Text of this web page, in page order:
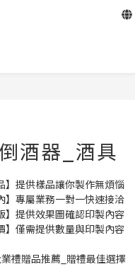
酒器_酒具
】提供樣品讓你製作無煩惱
】專屬業務一對一快速接洽
】提供效果圖確認印製內容
】僅需提供數量與印製內容
禮贈品推薦_贈禮最佳選擇